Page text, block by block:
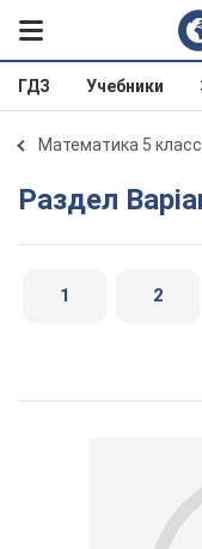
ГДЗ Учебники
Математика 5
Раздел
1 2